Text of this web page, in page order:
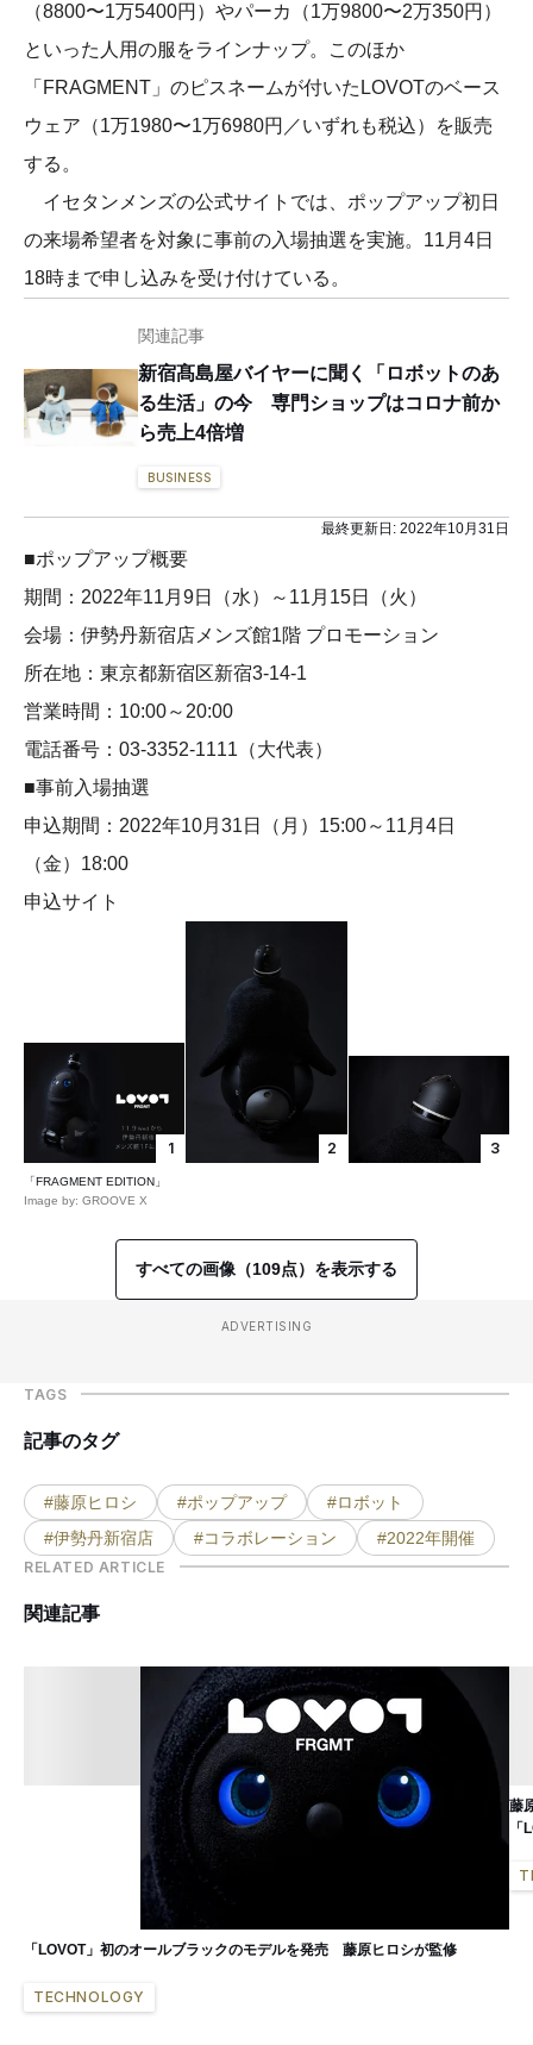
（8800〜1万5400円）やパーカ（1万9800〜2万350円）
といった人用の服をラインナップ。このほか
「FRAGMENT」のピスネームが付いたLOVOTのベース
ウェア（1万1980〜1万6980円／いずれも税込）を販売
する。
イセタンメンズの公式サイトでは、ポップアップ初日
の来場希望者を対象に事前の入場抽選を実施。11月4日
18時まで申し込みを受け付けている。
関連記事
新宿髙島屋バイヤーに聞く「ロボットのあ
る生活」の今 専門ショップはコロナ前か
ら売上4倍増
BUSINESS
最終更新日: 2022年10月31日
■ポップアップ概要
期間：2022年11月9日（水）～11月15日（火）
会場：伊勢丹新宿店メンズ館1階 プロモーション
所在地：東京都新宿区新宿3-14-1
営業時間：10:00～20:00
電話番号：03-3352-1111（大代表）
■事前入場抽選
申込期間：2022年10月31日（月）15:00～11月4日
（金）18:00
申込サイト
1
「FRAGMENT EDITION」
Image by: GROOVE X
2 3
すべての画像（109点）を表示する
ADVERTISING
TAGS
記事のタグ
#藤原ヒロシ #ポップアップ
#ロボット
#伊勢丹新宿店
#コラボレーション #2022年開催
RELATED ARTICLE
関連記事
「LOVOT」初のオールブラックのモデルを発売 藤原ヒロシが監修
TECHNOLOGY
藤